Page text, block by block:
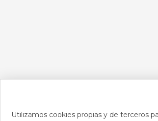
Utilizamos cookies propias y de terceros